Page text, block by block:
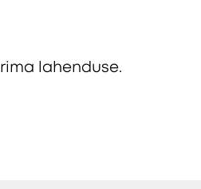
lahenduse.